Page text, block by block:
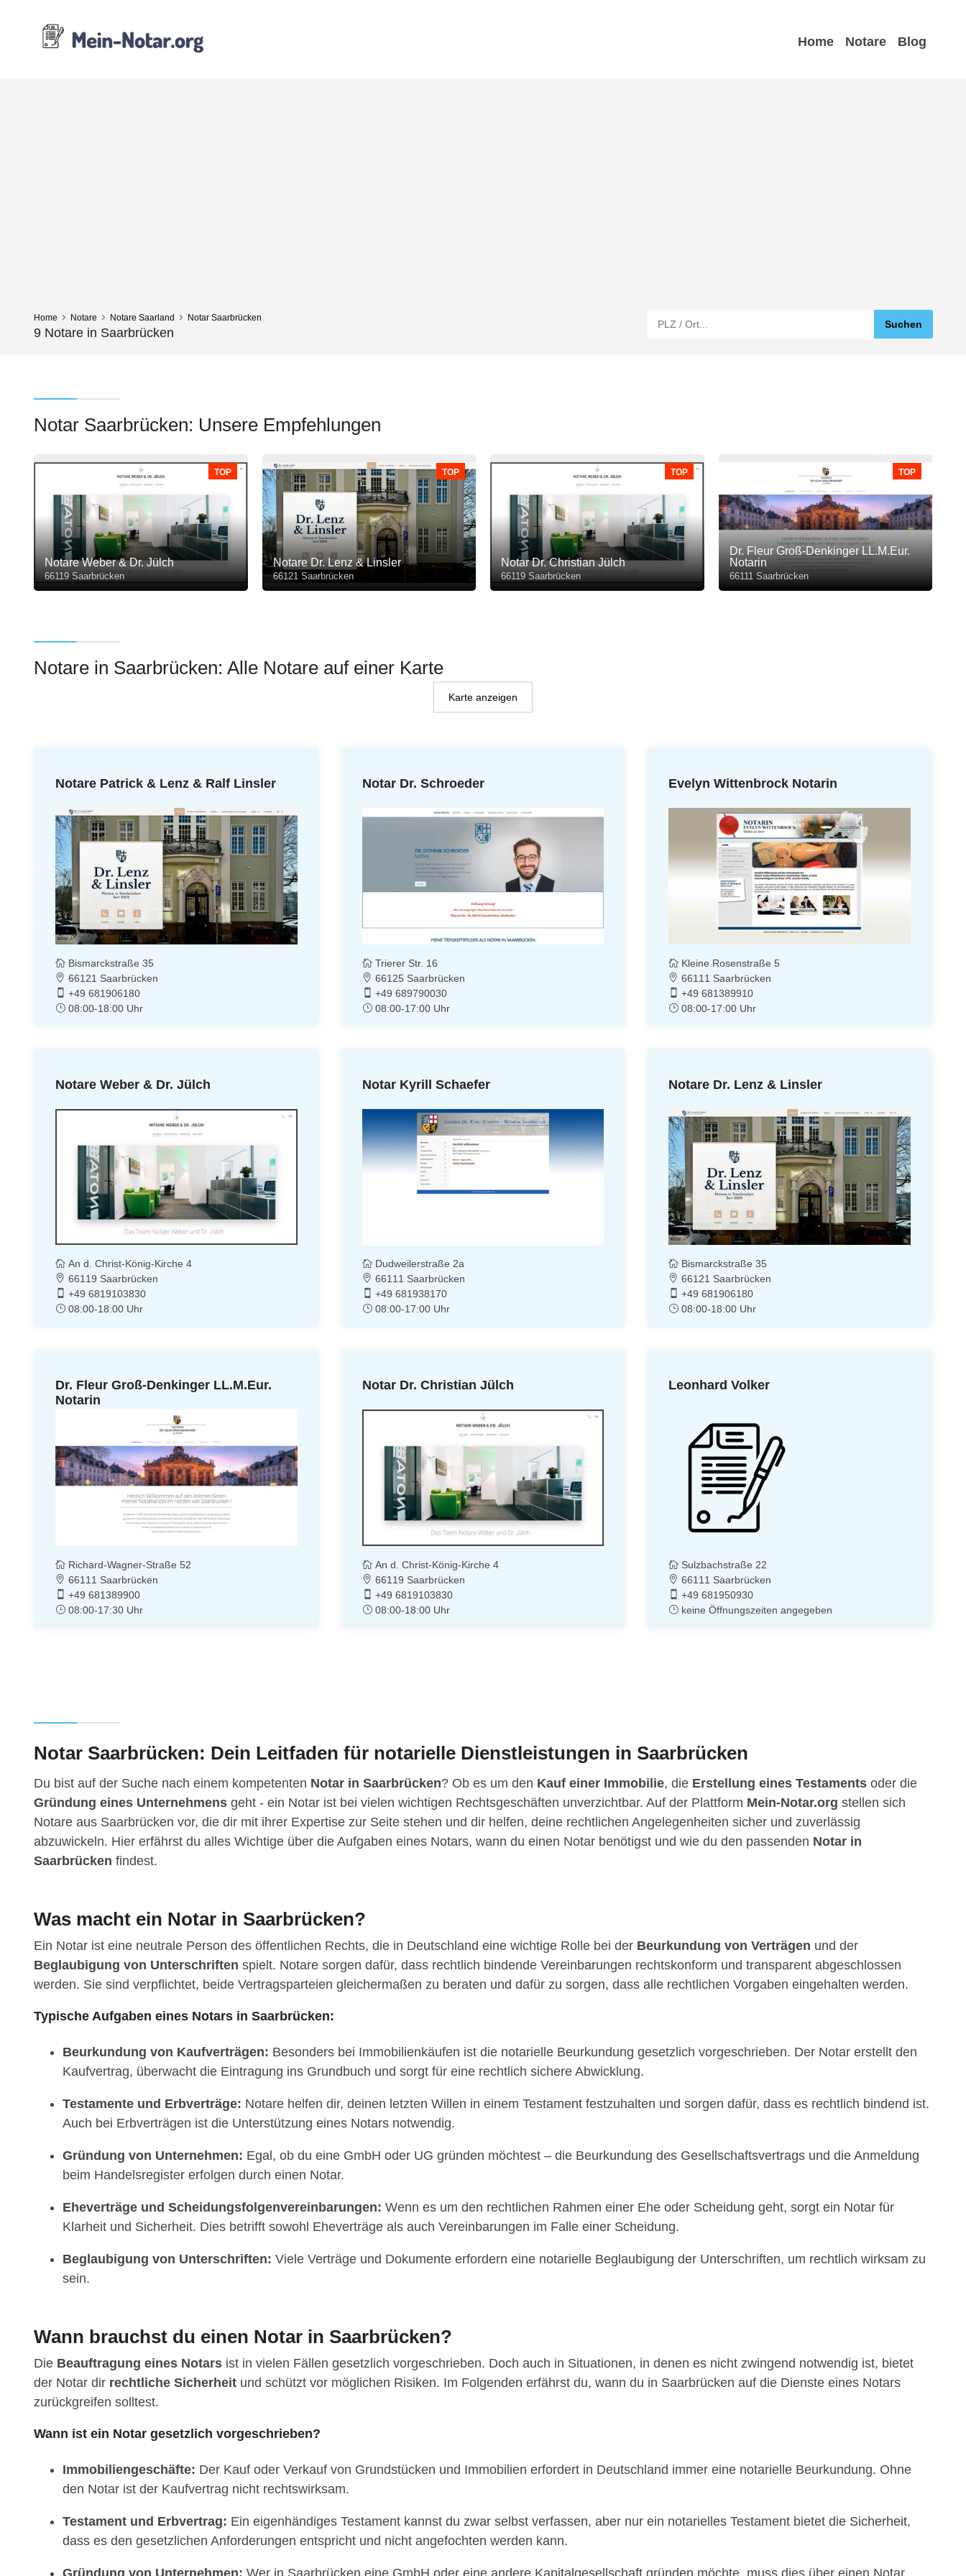
Home Notare Blog
Home Notare Notare Saarland Notar Saarbrücken
9 Notare in Saarbrücken
Notar Saarbrücken: Unsere Empfehlungen
TOP
Notare Weber & Dr. Jülch
66119 Saarbrücken
TOP
Notare Dr. Lenz & Linsler
66121 Saarbrücken
TOP
Notar Dr. Christian Jülch
66119 Saarbrücken
TOP
Dr. Fleur Groß-Denkinger LL.M.Eur.
Notarin
66111 Saarbrücken
Notare in Saarbrücken: Alle Notare auf einer Karte
Karte anzeigen
Notare Patrick & Lenz & Ralf Linsler
Bismarckstraße 35
66121 Saarbrücken
+49 681906180
08:00-18:00 Uhr
Notar Dr. Schroeder
Trierer Str. 16
66125 Saarbrücken
+49 689790030
08:00-17:00 Uhr
Evelyn Wittenbrock Notarin
Kleine Rosenstraße 5
66111 Saarbrücken
+49 681389910
08:00-17:00 Uhr
Notare Weber & Dr. Jülch
An d. Christ-König-Kirche 4
66119 Saarbrücken
+49 6819103830
08:00-18:00 Uhr
Notar Kyrill Schaefer
Dudweilerstraße 2a
66111 Saarbrücken
+49 681938170
08:00-17:00 Uhr
Notare Dr. Lenz & Linsler
Bismarckstraße 35
66121 Saarbrücken
+49 681906180
08:00-18:00 Uhr
Dr. Fleur Groß-Denkinger LL.M.Eur.
Notarin
Richard-Wagner-Straße 52
66111 Saarbrücken
+49 681389900
08:00-17:30 Uhr
Notar Dr. Christian Jülch
An d. Christ-König-Kirche 4
66119 Saarbrücken
+49 6819103830
08:00-18:00 Uhr
Leonhard Volker
Sulzbachstraße 22
66111 Saarbrücken
+49 681950930
keine Öffnungszeiten angegeben
Notar Saarbrücken: Dein Leitfaden für notarielle Dienstleistungen in Saarbrücken
Du bist auf der Suche nach einem kompetenten Notar in Saarbrücken? Ob es um den Kauf einer Immobilie, die Erstellung eines Testaments oder die
Gründung eines Unternehmens geht - ein Notar ist bei vielen wichtigen Rechtsgeschäften unverzichtbar. Auf der Plattform Mein-Notar.org stellen sich
Notare aus Saarbrücken vor, die dir mit ihrer Expertise zur Seite stehen und dir helfen, deine rechtlichen Angelegenheiten sicher und zuverlässig
abzuwickeln. Hier erfährst du alles Wichtige über die Aufgaben eines Notars, wann du einen Notar benötigst und wie du den passenden Notar in
Saarbrücken findest.
Was macht ein Notar in Saarbrücken?
Ein Notar ist eine neutrale Person des öffentlichen Rechts, die in Deutschland eine wichtige Rolle bei der Beurkundung von Verträgen und der
Beglaubigung von Unterschriften spielt. Notare sorgen dafür, dass rechtlich bindende Vereinbarungen rechtskonform und transparent abgeschlossen
werden. Sie sind verpflichtet, beide Vertragsparteien gleichermaßen zu beraten und dafür zu sorgen, dass alle rechtlichen Vorgaben eingehalten werden.
Typische Aufgaben eines Notars in Saarbrücken:
Beurkundung von Kaufverträgen: Besonders bei Immobilienkäufen ist die notarielle Beurkundung gesetzlich vorgeschrieben. Der Notar erstellt den
Kaufvertrag, überwacht die Eintragung ins Grundbuch und sorgt für eine rechtlich sichere Abwicklung.
Testamente und Erbverträge: Notare helfen dir, deinen letzten Willen in einem Testament festzuhalten und sorgen dafür, dass es rechtlich bindend ist.
Auch bei Erbverträgen ist die Unterstützung eines Notars notwendig.
Gründung von Unternehmen: Egal, ob du eine GmbH oder UG gründen möchtest – die Beurkundung des Gesellschaftsvertrags und die Anmeldung
beim Handelsregister erfolgen durch einen Notar.
Eheverträge und Scheidungsfolgenvereinbarungen: Wenn es um den rechtlichen Rahmen einer Ehe oder Scheidung geht, sorgt ein Notar für
Klarheit und Sicherheit. Dies betrifft sowohl Eheverträge als auch Vereinbarungen im Falle einer Scheidung.
Beglaubigung von Unterschriften: Viele Verträge und Dokumente erfordern eine notarielle Beglaubigung der Unterschriften, um rechtlich wirksam zu
sein.
Wann brauchst du einen Notar in Saarbrücken?
Die Beauftragung eines Notars ist in vielen Fällen gesetzlich vorgeschrieben. Doch auch in Situationen, in denen es nicht zwingend notwendig ist, bietet
der Notar dir rechtliche Sicherheit und schützt vor möglichen Risiken. Im Folgenden erfährst du, wann du in Saarbrücken auf die Dienste eines Notars
zurückgreifen solltest.
Wann ist ein Notar gesetzlich vorgeschrieben?
Immobiliengeschäfte: Der Kauf oder Verkauf von Grundstücken und Immobilien erfordert in Deutschland immer eine notarielle Beurkundung. Ohne
den Notar ist der Kaufvertrag nicht rechtswirksam.
Testament und Erbvertrag: Ein eigenhändiges Testament kannst du zwar selbst verfassen, aber nur ein notarielles Testament bietet die Sicherheit,
dass es den gesetzlichen Anforderungen entspricht und nicht angefochten werden kann.